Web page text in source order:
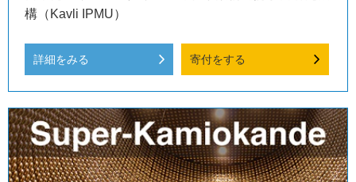
構（Kavli IPMU）
詳細をみる 寄付をする